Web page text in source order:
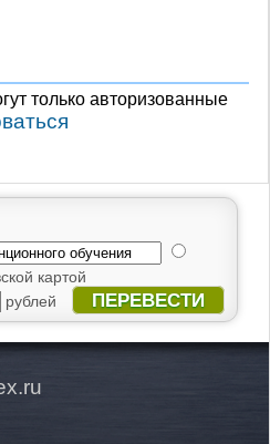
только авторизованные
картой
рублей
ПЕРЕВЕСТИ